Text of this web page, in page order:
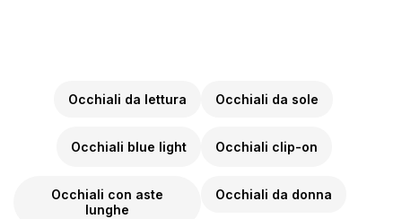
Occhiali da lettura Occhiali da sole
Occhiali blue light Occhiali clip-on
Occhiali con aste
lunghe
Occhiali da donna